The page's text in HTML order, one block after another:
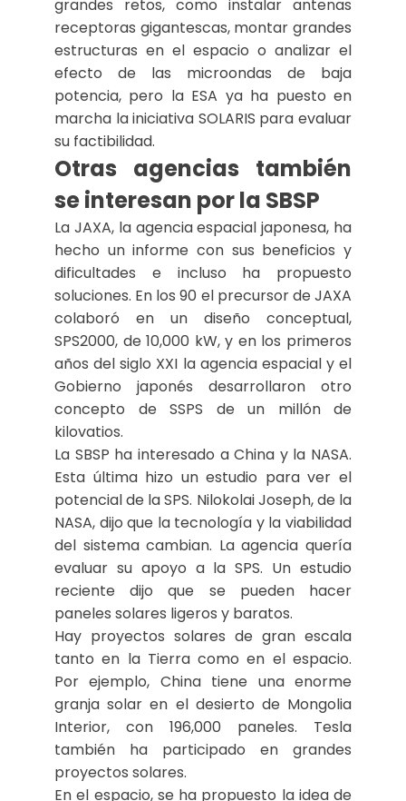
grandes retos, como instalar antenas
receptoras gigantescas, montar grandes
estructuras en el espacio o analizar el
efecto de las microondas de baja
potencia, pero la ESA ya ha puesto en
marcha la iniciativa SOLARIS para evaluar
su factibilidad.
Otras agencias también
se interesan por la SBSP
La JAXA, la agencia espacial japonesa, ha
hecho un informe con sus beneficios y
dificultades e incluso ha propuesto
soluciones. En los 90 el precursor de JAXA
colaboró en un diseño conceptual,
SPS2000, de 10,000 kW, y en los primeros
años del siglo XXI la agencia espacial y el
Gobierno japonés desarrollaron otro
concepto de SSPS de un millón de
kilovatios.
La SBSP ha interesado a China y la NASA.
Esta última hizo un estudio para ver el
potencial de la SPS. Nilokolai Joseph, de la
NASA, dijo que la tecnología y la viabilidad
del sistema cambian. La agencia quería
evaluar su apoyo a la SPS. Un estudio
reciente dijo que se pueden hacer
paneles solares ligeros y baratos.
Hay proyectos solares de gran escala
tanto en la Tierra como en el espacio.
Por ejemplo, China tiene una enorme
granja solar en el desierto de Mongolia
Interior, con 196,000 paneles. Tesla
también ha participado en grandes
proyectos solares.
En el espacio, se ha propuesto la idea de